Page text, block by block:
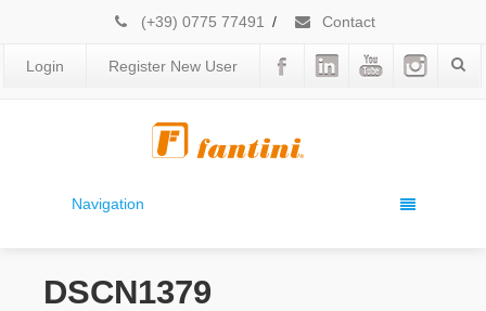
(+39) 0775 77491 / Contact
Login Register New User
Navigation
DSCN1379